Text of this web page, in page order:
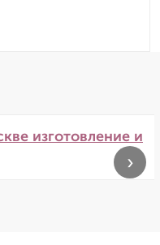
изготовление и
›